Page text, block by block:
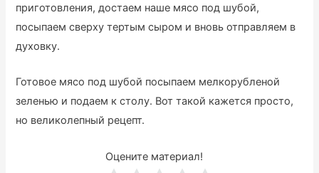
приготовления, достаем наше мясо под шубой,
посыпаем сверху тертым сыром и вновь отправляем в
духовку.
Готовое мясо под шубой посыпаем мелкорубленой
зеленью и подаем к столу. Вот такой кажется просто,
но великолепный рецепт.
Оцените материал!